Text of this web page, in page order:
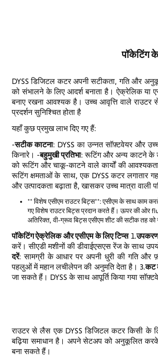
पॉकेटिंग
DYSS डिजिटल कटर अपनी सटीकता, गति और
को संभालने के लिए आदर्श बनाता है। ऐक्रेलिक या
बनाए रखना आवश्यक है। उच्च आवृत्ति वाले
प्रदर्शन सुनिश्चित होता है
यहाँ कुछ प्रमुख लाभ दिए गए हैं:
-सटीक काटना: DYSS का उन्नत सॉफ़्टवेयर और
किनारे। -बहुमुखी प्रतिभा: रूटिंग और अन्य काटने के
को रूटिंग और चाकू-काटने वाले कार्यों की
रूटिंग क्षमताओं के साथ, एक DYSS कटर लगातार
और उत्पादकता बढ़ाता है, खासकर उच्च मात्रा वाली
** विशेष एसीएम राउटर बिट्स**: एसीएम के साथ काम
गए विशेष राउटर बिट्स प्रदान करते हैं। ऊपर की ओर
अतिरिक्त, वी-ग्रूव बिट्स एसीएम शीट की सटीक तह
पॉकेटिंग ऐक्रेलिक और एसीएम के लिए टिप्स1.
करें। सीएडी मशीनों की डीवाईएसएस रेंज के साथ
दरें: सामग्री के आधार पर अपनी धुरी की गति और
पहलुओं में महान लचीलेपन की अनुमति देता है। 3.कट
जा सकते हैं। DYSS के साथ आपूर्ति किया गया
राउटर से लैस एक DYSS डिजिटल कटर किसी के
बढ़िया समाधान है। अपने सेटअप को अनुकूलित
बना सकते हैं।